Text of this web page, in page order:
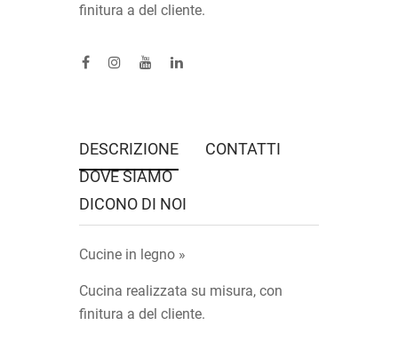
finitura a del cliente.
DESCRIZIONE
CONTATTI
DOVE SIAMO
DICONO DI NOI
Cucine in legno »
Cucina realizzata su misura, con
finitura a del cliente.